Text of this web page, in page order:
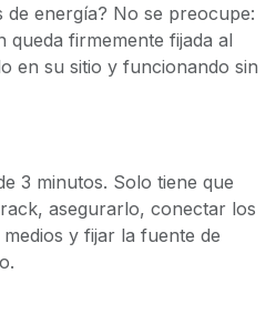
energía? No se preocupe:
queda firmemente fijada al
en su sitio y funcionando sin
3 minutos. Solo tiene que
asegurarlo, conectar los
y fijar la fuente de